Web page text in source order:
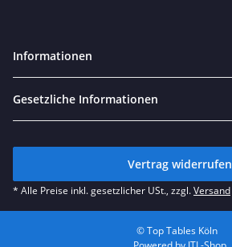
Informationen
Gesetzliche Informationen
Vertrag widerrufen
* Alle Preise inkl. gesetzlicher USt., zzgl.Versand
© Top Tables Köln